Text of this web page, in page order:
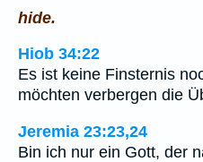
hide.
Hiob 34:22
Es ist keine Finsternis
möchten verbergen die
Jeremia 23:23,24
Bin ich nur ein Gott, der